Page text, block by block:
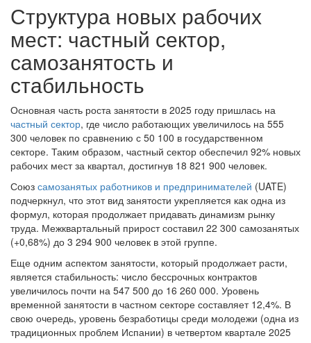
Структура новых рабочих
мест: частный сектор,
самозанятость и
стабильность
Основная часть роста занятости в 2025 году пришлась на
частный сектор, где число работающих увеличилось на 555
300 человек по сравнению с 50 100 в государственном
секторе. Таким образом, частный сектор обеспечил 92% новых
рабочих мест за квартал, достигнув 18 821 900 человек.
Союз самозанятых работников и предпринимателей (UATE)
подчеркнул, что этот вид занятости укрепляется как одна из
формул, которая продолжает придавать динамизм рынку
труда. Межквартальный прирост составил 22 300 самозанятых
(+0,68%) до 3 294 900 человек в этой группе.
Еще одним аспектом занятости, который продолжает расти,
является стабильность: число бессрочных контрактов
увеличилось почти на 547 500 до 16 260 000. Уровень
временной занятости в частном секторе составляет 12,4%. В
свою очередь, уровень безработицы среди молодежи (одна из
традиционных проблем Испании) в четвертом квартале 2025